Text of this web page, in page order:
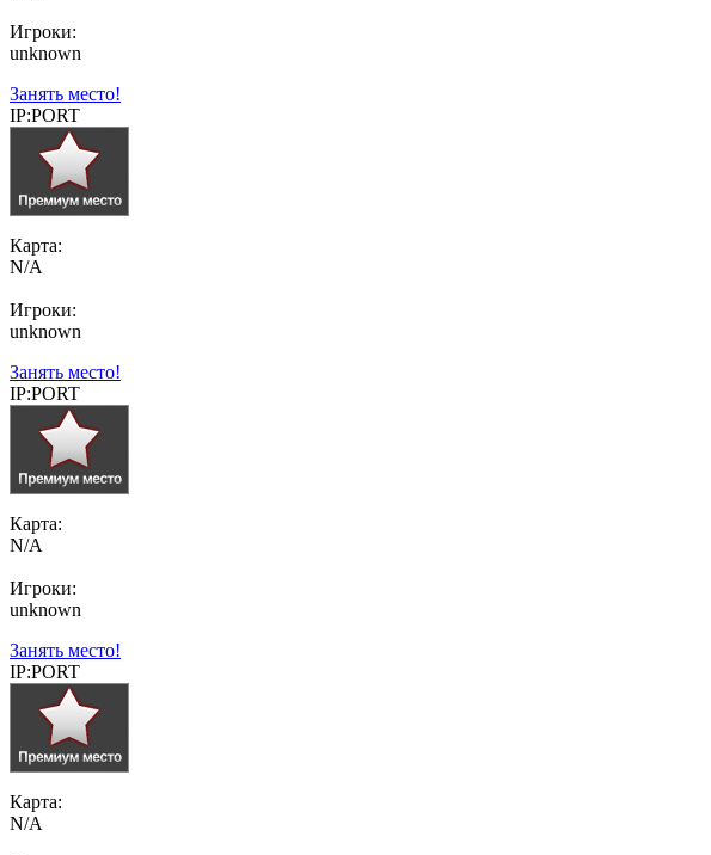
Игроки:
unknown
Занять место!
IP:PORT
Карта:
N/A
Игроки:
unknown
Занять место!
IP:PORT
Карта:
N/A
Игроки:
unknown
Занять место!
IP:PORT
Карта:
N/A